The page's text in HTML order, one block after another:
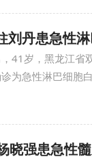
刘丹患急性
41岁，黑龙江省
为急性淋巴细胞
晓强患急性